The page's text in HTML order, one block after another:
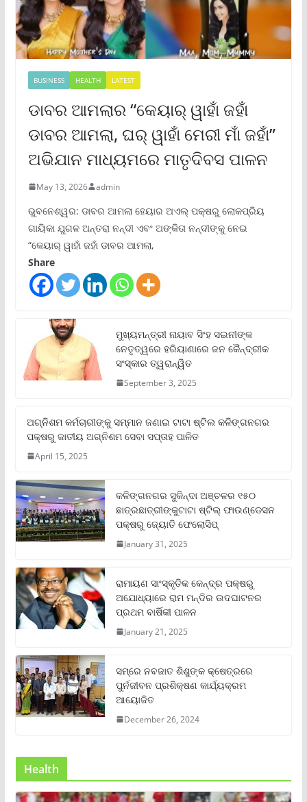
BUSINESS HEALTH LATEST
ଡାବର ଆମଲାର “କେୟାର୍ ୱାହାଁ ଜହାଁ
ଡାବର ଆମଲା, ଘର୍ ୱାହାଁ ମେରୀ ମାଁ ଜହାଁ”
ଅଭିଯାନ ମାଧ୍ୟମରେ ମାତୃଦିବସ ପାଳନ
May 13, 2026 admin
ଭୁବନେଶ୍ୱର: ଡାବର ଆମଲା ହେୟାର ଅଏଲ୍ ପକ୍ଷରୁ ଲୋକପ୍ରିୟ
ଗାୟିକା ଯୁଗଳ ଅନ୍ତରା ନନ୍ଦୀ ଏବଂ ଅଙ୍କିତା ନନ୍ଦୀଙ୍କୁ ନେଇ
“କେୟାର୍ ୱାହାଁ ଜହାଁ ଡାବର ଆମଲା,
Share
ମୁଖ୍ୟମନ୍ତ୍ରୀ ନାୟାବ ସିଂହ ସଇନୀଙ୍କ
ନେତୃତ୍ୱରେ ହରିୟାଣାରେ ଜନ କୈନ୍ଦ୍ରୀକ
ସଂସ୍କାର ତ୍ୱରାନ୍ୱିତ
September 3, 2025
ଅଗ୍ନିଶମ କର୍ମଚାରୀଙ୍କୁ ସମ୍ମାନ ଜଣାଇ ଟାଟା ଷ୍ଟିଲ କଳିଙ୍ଗନଗର
ପକ୍ଷରୁ ଜାତୀୟ ଅଗ୍ନିଶମ ସେବା ସପ୍ତାହ ପାଳିତ
April 15, 2025
କଳିଙ୍ଗନଗର ସୁକିନ୍ଦା ଅଞ୍ଚଳର ୧୫୦
ଛାତ୍ରଛାତ୍ରୀଙ୍କୁଟାଟା ଷ୍ଟିଲ୍ ଫାଉଣ୍ଡେସନ
ପକ୍ଷରୁ ଜ୍ୟୋତି ଫେଲୋସିପ୍‌
January 31, 2025
ରାମାୟଣ ସାଂସ୍କୃତିକ କେନ୍ଦ୍ର ପକ୍ଷରୁ
ଅଯୋଧ୍ୟାରେ ରାମ ମନ୍ଦିର ଉଦଘାଟନର
ପ୍ରଥମ ବାର୍ଷିକୀ ପାଳନ
January 21, 2025
ସମ୍‌ରେ ନବଜାତ ଶିଶୁଙ୍କ କ୍ଷେତ୍ରରେ
ପୁର୍ନଜୀବନ ପ୍ରଶିକ୍ଷଣ କାର୍ଯ୍ୟକ୍ରମ
ଆୟୋଜିତ
December 26, 2024
Health